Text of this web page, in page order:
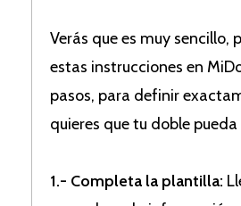
Verás que es muy sencillo,
estas instrucciones en
pasos, para definir
quieres que tu doble
1.- Completa la plantilla: